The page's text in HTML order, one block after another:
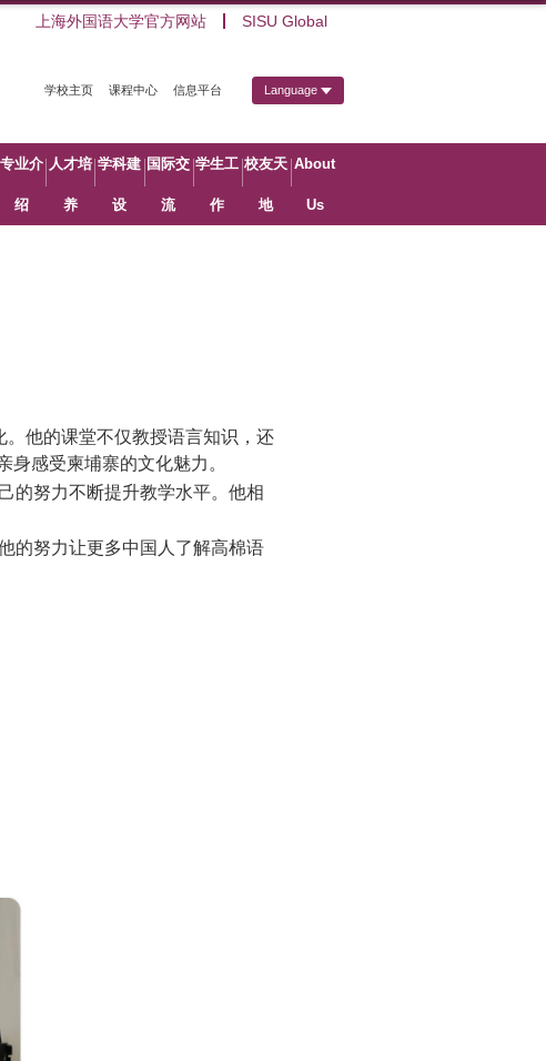
上海外国语大学官方网站 SISU Global
学校主页 课程中心 信息平台 Language
专业介
绍
人才培
养
学科建
设
国际交
流
学生工
作
校友天
地
About
Us
他的课堂不仅教授语言知识，还
感受柬埔寨的文化魅力。
的努力不断提升教学水平。他相
的努力让更多中国人了解高棉语